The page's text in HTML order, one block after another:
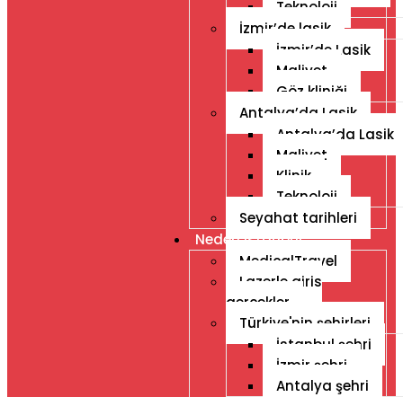
Teknoloji
İzmir’de lasik
İzmir’de Lasik
Maliyet
Göz kliniği
Antalya’da Lasik
Antalya’da Lasik
Maliyet
Klinik
Teknoloji
Seyahat tarihleri
Neden Istanbul
MedicalTravel
Lazerle giris
gercekler
Türkiye'nin şehirleri
İstanbul şehri
İzmir şehri
Antalya şehri